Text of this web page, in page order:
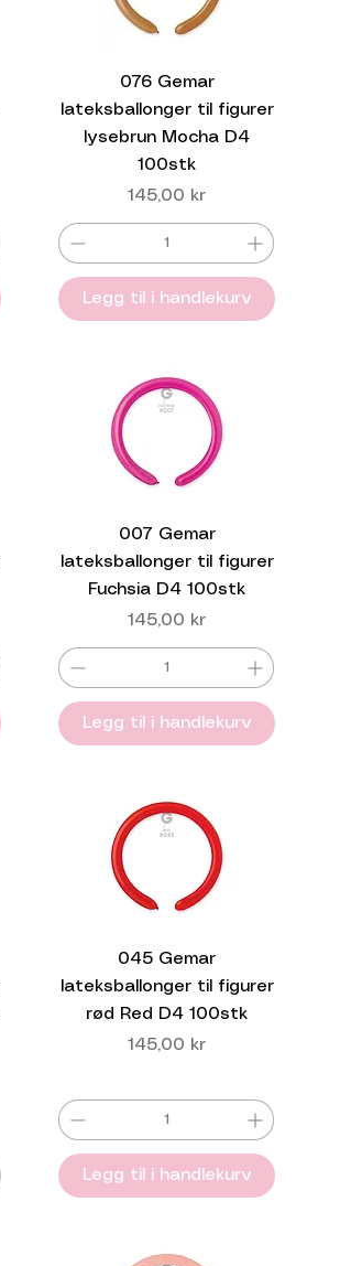
076 Gemar
lateksballonger til figurer
lysebrun Mocha D4
100stk
Pris
145,00 kr
Legg til i handlekurv
007 Gemar
lateksballonger til figurer
Fuchsia D4 100stk
Pris
145,00 kr
Legg til i handlekurv
045 Gemar
lateksballonger til figurer
rød Red D4 100stk
Pris
145,00 kr
Legg til i handlekurv